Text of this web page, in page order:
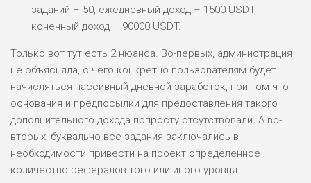
заданий – 50, ежедневный доход – 1500 USDT,
конечный доход – 90000 USDT.
Только вот тут есть 2 нюанса. Во-первых, администрация
не объясняла, с чего конкретно пользователям будет
начисляться пассивный дневной заработок, при том что
основания и предпосылки для предоставления такого
дополнительного дохода попросту отсутствовали. А во-
вторых, буквально все задания заключались в
необходимости привести на проект определенное
количество рефералов того или иного уровня.